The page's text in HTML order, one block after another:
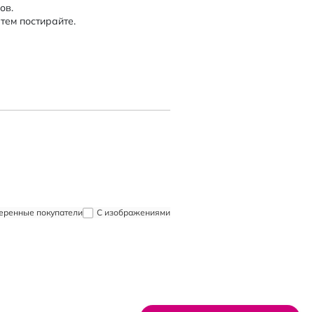
постирайте.
покупатели С изображениями